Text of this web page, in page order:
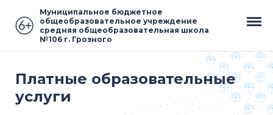
Муниципальное бюджетное
общеобразовательное учреждение
средняя общеобразовательная школа
№106 г. Грозного
Платные образовательные
услуги